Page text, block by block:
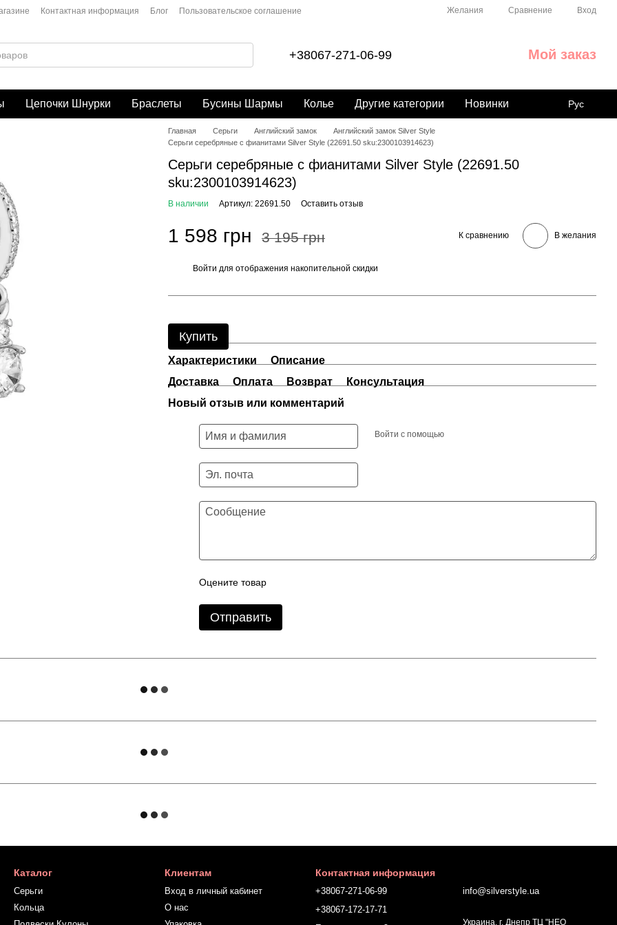
Контактная информация Блог Пользовательское соглашение Желания Сравнение Вход
+38067-271-06-99 Мой заказ
Цепочки Шнурки Браслеты Бусины Шармы Колье Другие категории Новинки Рус
Главная Серьги Английский замок
Английский замок Silver Style
Серьги серебряные с фианитами Silver Style (22691.50 sku:2300103914623)
Серьги серебряные с фианитами Silver Style (22691.50
sku:2300103914623)
В наличии Артикул: 22691.50 Оставить отзыв
1 598 грн 3 195 грн К сравнению В желания
Войти для отображения накопительной скидки
Купить
Характеристики
Описание
Доставка
Оплата Возврат
Консультация
Новый отзыв или комментарий
Войти с помощью
Оцените товар
Отправить
Каталог
Серьги
Кольца
Клиентам
Вход в личный кабинет
О нас
Контактная информация
+38067-271-06-99
+38067-172-17-71
info@silverstyle.ua
Украина, г. Днепр ТЦ "НЕО